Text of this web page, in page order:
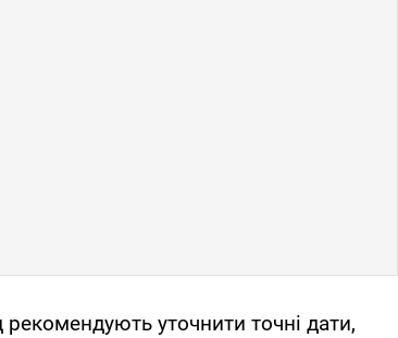
уточнити точні дати,